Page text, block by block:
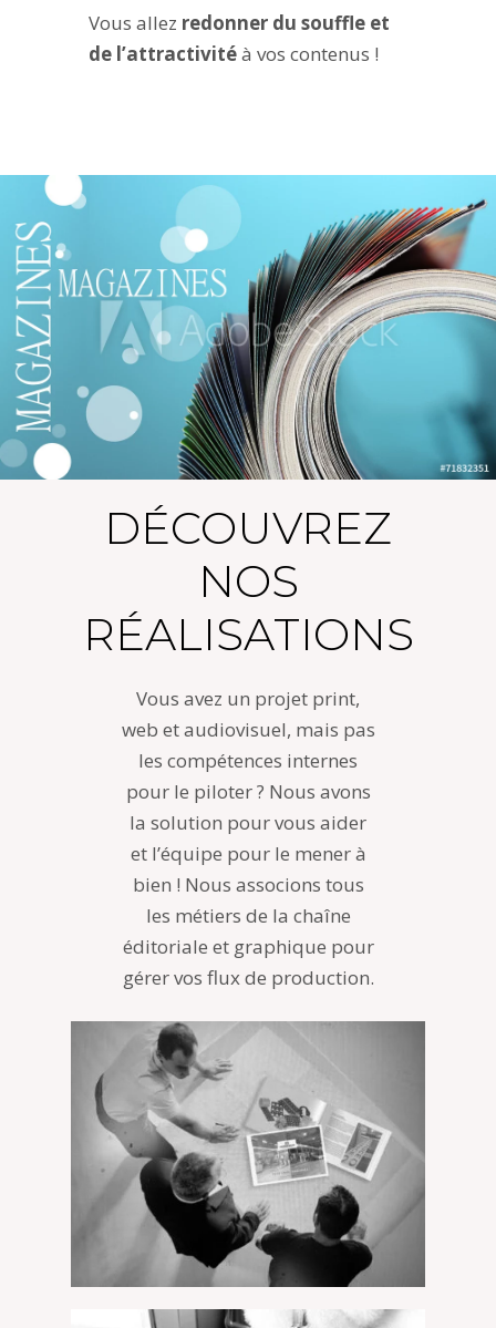
Vous allez redonner du souffle et
de l’attractivitéà vos contenus !
DÉCOUVREZ
NOS
RÉALISATIONS
Vous avez un projet print,
web et audiovisuel, mais pas
les compétences internes
pour le piloter ? Nous avons
la solution pour vous aider
et l’équipe pour le mener à
bien ! Nous associons tous
les métiers de la chaîne
éditoriale et graphique pour
gérer vos flux de production.